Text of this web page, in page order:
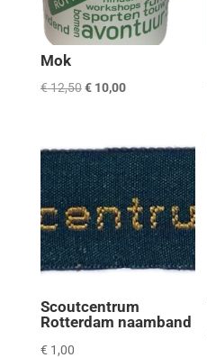
Mok
€12,50 Oorspronkelijke
€ 12,50.
€10,00Huidige
€ 10,00.
Scoutcentrum
Rotterdam naamband
€ 1,00